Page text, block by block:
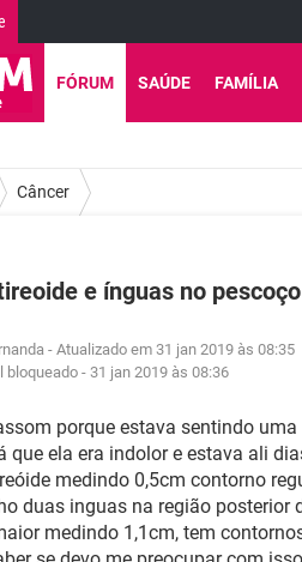
FÓRUM SAÚDE FAMÍLIA
Câncer
e ínguas no pescoço
- Atualizado em 31 jan 2019 às 08:35
bloqueado - 31 jan 2019 às 08:36
porque estava sentindo
que ela era indolor e estava ali
medindo 0,5cm contorno
duas inguas na região
medindo 1,1cm, tem